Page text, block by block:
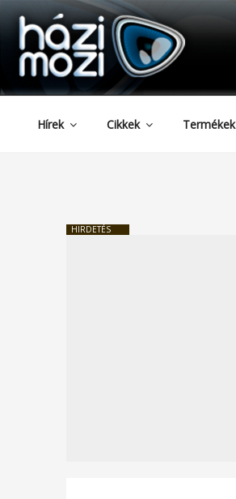
Tartalomhoz
HAZIMOZI
Hírek Cikkek Termékek
HIRDETÉS